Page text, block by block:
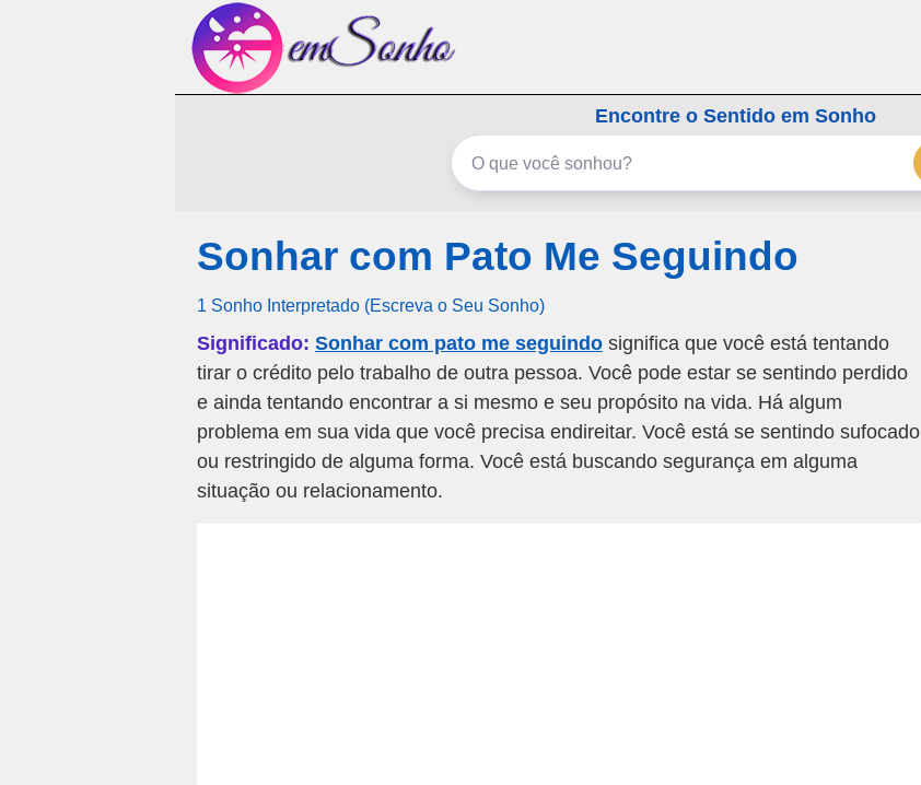
Encontre o Sentido em Sonho
Sonhar com Pato Me Seguindo
1 Sonho Interpretado (Escreva o Seu Sonho)
Significado: Sonhar com pato me seguindo significa que você está tentando
tirar o crédito pelo trabalho de outra pessoa. Você pode estar se sentindo perdido
e ainda tentando encontrar a si mesmo e seu propósito na vida. Há algum
problema em sua vida que você precisa endireitar. Você está se sentindo sufocado
ou restringido de alguma forma. Você está buscando segurança em alguma
situação ou relacionamento.